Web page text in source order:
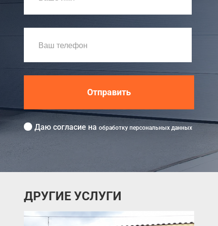
Отправить
Даю согласие на обработку персональных данных
ДРУГИЕ УСЛУГИ